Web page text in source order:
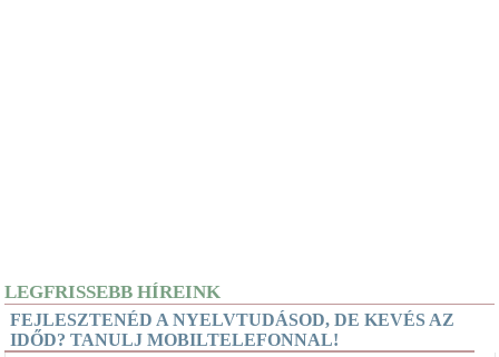
LEGFRISSEBB HÍREINK
FEJLESZTENÉD A NYELVTUDÁSOD, DE KEVÉS AZ
IDŐD? TANULJ MOBILTELEFONNAL!